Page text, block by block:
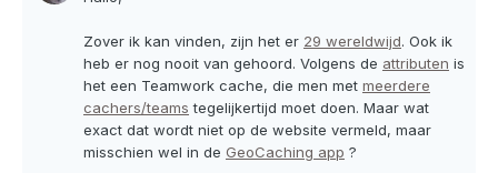
Zover ik kan vinden, zijn het er 29 wereldwijd. Ook ik
heb er nog nooit van gehoord. Volgens de attributen is
het een Teamwork cache, die men met meerdere
cachers/teams tegelijkertijd moet doen. Maar wat
exact dat wordt niet op de website vermeld, maar
misschien wel in de GeoCaching app ?